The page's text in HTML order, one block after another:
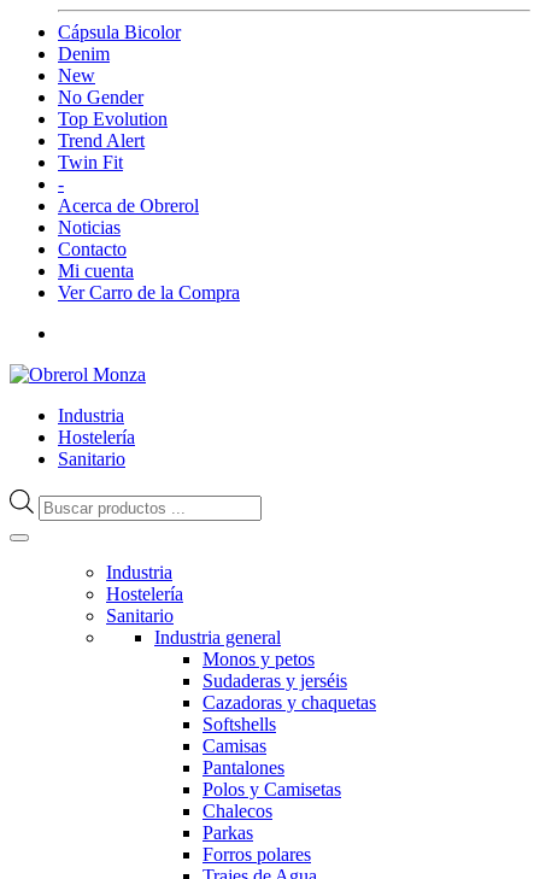
Cápsula Bicolor
Denim
New
No Gender
Top Evolution
Trend Alert
Twin Fit
-
Acerca de Obrerol
Noticias
Contacto
Mi cuenta
Ver Carro de la Compra
Industria
Hostelería
Sanitario
Búsqueda
de
Industria
Hostelería
Sanitario
Industria general
Monos y petos
Sudaderas y jerséis
Cazadoras y chaquetas
Softshells
Camisas
Pantalones
Polos y Camisetas
Chalecos
Parkas
Forros polares